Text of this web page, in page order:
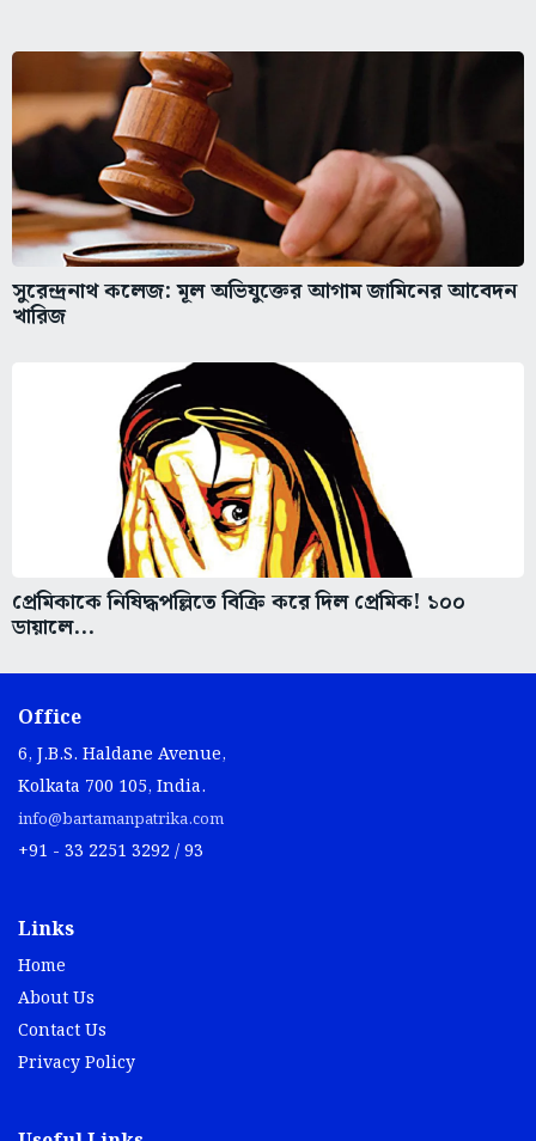
সুরেন্দ্রনাথ কলেজ: মূল অভিযুক্তের আগাম জামিনের আবেদন
খারিজ
প্রেমিকাকে নিষিদ্ধপল্লিতে বিক্রি করে দিল প্রেমিক! ১০০
ডায়ালে...
Office
6, J.B.S. Haldane Avenue,
Kolkata 700 105, India.
info@bartamanpatrika.com
+91 - 33 2251 3292 / 93
Links
Home
About Us
Contact Us
Privacy Policy